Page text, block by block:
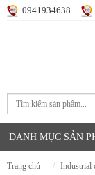
0941934638
DANH MỤC SẢN
trang chủ industrial